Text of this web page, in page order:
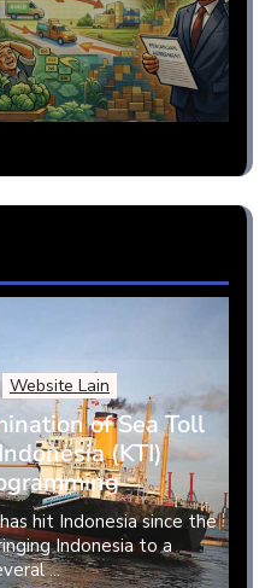
Website Lain
of Sea Toll
(KTI)
hit Indonesia since the
Indonesia to a
...